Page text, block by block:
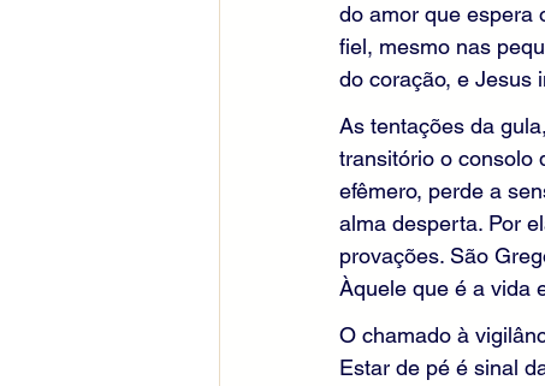
do amor que espera
fiel, mesmo nas
do coração, e Jesus
As tentações da
transitório o consolo
efêmero, perde a
alma desperta. Por
provações. São
Àquele que é a vida
O chamado à
Estar de pé é sinal